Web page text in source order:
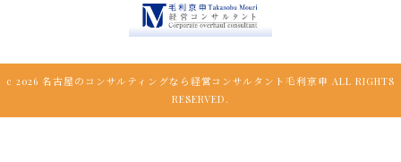
c 2026 名古屋のコンサルティングなら経営コンサルタント毛利京申 ALL RIGHTS
RESERVED.